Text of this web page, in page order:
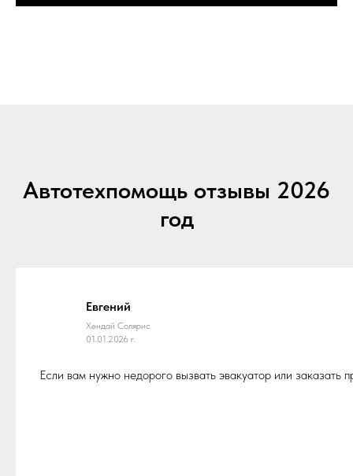
Автотехпомощь отзывы 2026
год
Евгений
Хендай Солярис
01.01.2026 г.
Если вам нужно недорого вызвать эвакуатор или